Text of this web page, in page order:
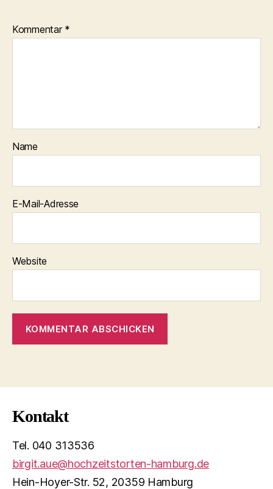
Kommentar *
Name
E-Mail-Adresse
Website
Kontakt
Tel. 040 313536
birgit.aue@hochzeitstorten-hamburg.de
Hein-Hoyer-Str. 52, 20359 Hamburg